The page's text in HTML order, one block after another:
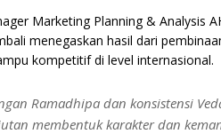
Marketing Planning & Analysis
menegaskan hasil dari
kompetitif di level internasional.
Ramadhipa dan konsistensi
membentuk karakter dan